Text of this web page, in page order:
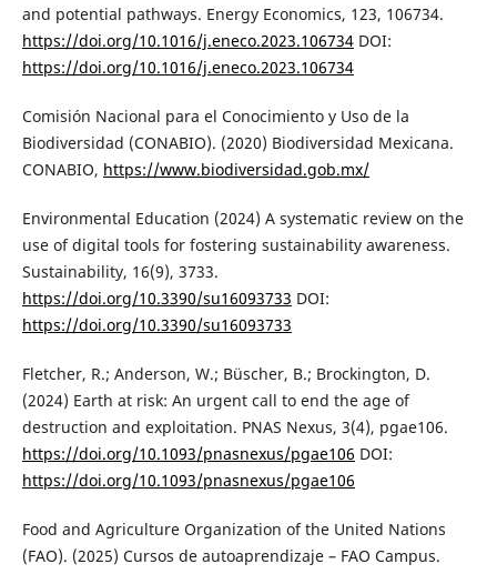
and potential pathways. Energy Economics, 123, 106734.
https://doi.org/10.1016/j.eneco.2023.106734DOI:
https://doi.org/10.1016/j.eneco.2023.106734
Comisión Nacional para el Conocimiento y Uso de la
Biodiversidad (CONABIO). (2020) Biodiversidad Mexicana.
CONABIO, https://www.biodiversidad.gob.mx/
Environmental Education (2024) A systematic review on the
use of digital tools for fostering sustainability awareness.
Sustainability, 16(9), 3733.
https://doi.org/10.3390/su16093733 DOI:
https://doi.org/10.3390/su16093733
Fletcher, R.; Anderson, W.; Büscher, B.; Brockington, D.
(2024) Earth at risk: An urgent call to end the age of
destruction and exploitation. PNAS Nexus, 3(4), pgae106.
https://doi.org/10.1093/pnasnexus/pgae106 DOI:
https://doi.org/10.1093/pnasnexus/pgae106
Food and Agriculture Organization of the United Nations
(FAO). (2025) Cursos de autoaprendizaje – FAO Campus.